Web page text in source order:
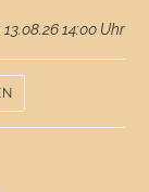
14:00 Uhr
PINNEN